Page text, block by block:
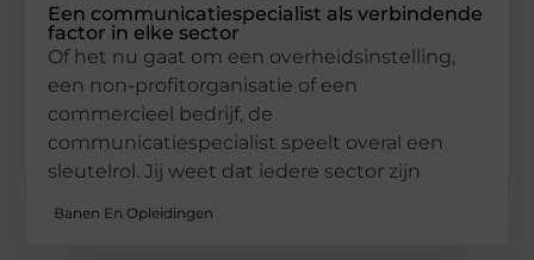
Een communicatiespecialist als verbindende
factor in elke sector
Of het nu gaat om een overheidsinstelling,
een non-profitorganisatie of een
commercieel bedrijf, de
communicatiespecialist speelt overal een
sleutelrol. Jij weet dat iedere sector zijn
Banen En Opleidingen